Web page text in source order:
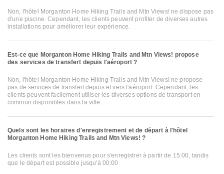
Non, l'hôtel Morganton Home Hiking Trails and Mtn Views! ne dispose pas
d'une piscine. Cependant, les clients peuvent profiter de diverses autres
installations pour améliorer leur expérience.
Est-ce que Morganton Home Hiking Trails and Mtn Views! propose
des services de transfert depuis l'aéroport ?
Non, l'hôtel Morganton Home Hiking Trails and Mtn Views! ne propose
pas de services de transfert depuis et vers l'aéroport. Cependant, les
clients peuvent facilement utiliser les diverses options de transport en
commun disponibles dans la ville.
Quels sont les horaires d'enregistrement et de départ à l'hôtel
Morganton Home Hiking Trails and Mtn Views! ?
Les clients sont les bienvenus pour s'enregistrer à partir de 15:00, tandis
que le départ est possible jusqu'à 00:00